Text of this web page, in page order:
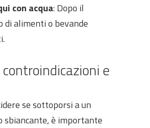
con acqua: Dopo il
di alimenti o bevande
e
se sottoporsi a un
è importante